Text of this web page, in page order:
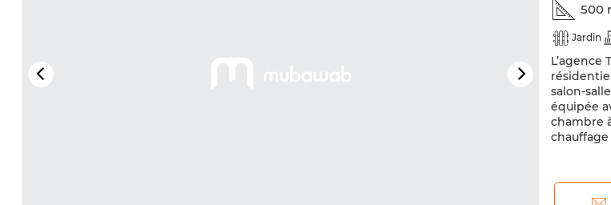
500
Jardin
salon-
équipée
chambre
chauffage